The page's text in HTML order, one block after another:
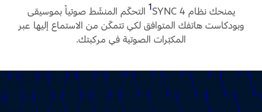
يمنحك نظام SYNC 4 1 ‏ التحكّم المنشّط صوتياً بموسيقى
وبودكاست هاتفك المتوافق لكي تتمكّن من الاستماع إليها عبر
المكبّرات الصوتية في مركبتك.